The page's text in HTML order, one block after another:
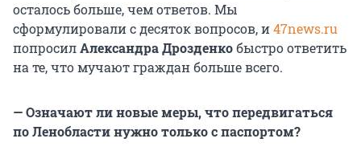
осталось больше, чем ответов. Мы
сформулировали с десяток вопросов, и47news.ru
попросилАлександра Дрозденкобыстро ответить
на те, что мучают граждан больше всего.
— Означают ли новые меры, что передвигаться
по Ленобласти нужно только с паспортом?